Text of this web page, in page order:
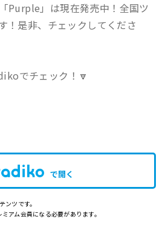
Purple」は現在発売中！全国ツ
！是非、チェックしてくださ
でチェック！🔽
で開く
ツです。
アム会員になる必要があります。